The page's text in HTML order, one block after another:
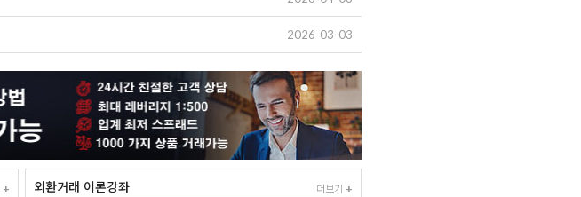
2026-03-03
+ 외환거래 이론강좌 더보기 +